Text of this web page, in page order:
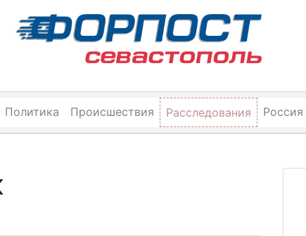
Политика Происшествия Расследования Россия